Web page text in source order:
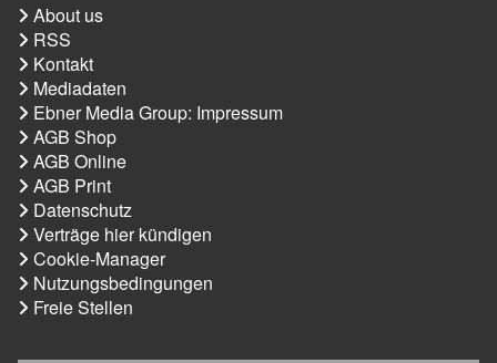
About us
RSS
Kontakt
Mediadaten
Ebner Media Group: Impressum
AGB Shop
AGB Online
AGB Print
Datenschutz
Verträge hier kündigen
Cookie-Manager
Nutzungsbedingungen
Freie Stellen